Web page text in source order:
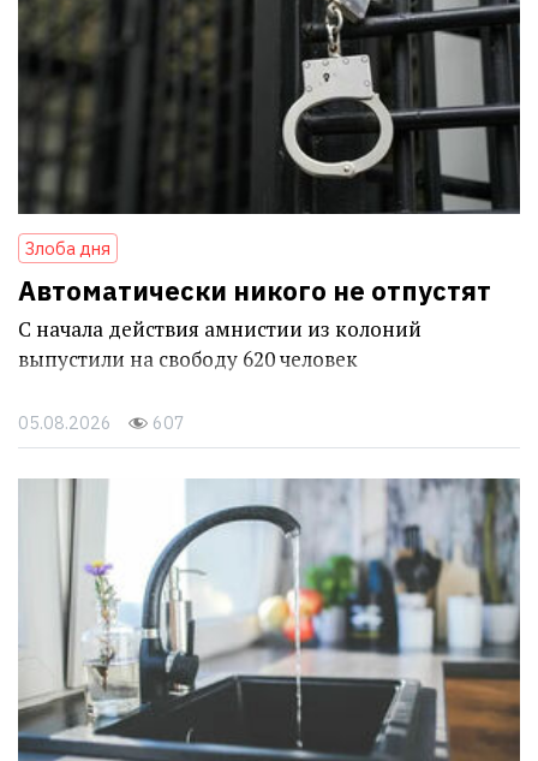
Злоба дня
Автоматически никого не отпустят
С начала действия амнистии из колоний
выпустили на свободу 620 человек
05.08.2026 607